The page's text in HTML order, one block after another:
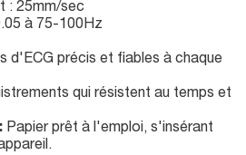
: 25mm/sec
à 75-100Hz
d'ECG précis et fiables à chaque
qui résistent au temps et
Papier prêt à l'emploi, s'insérant